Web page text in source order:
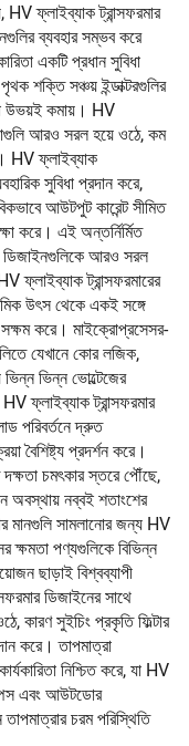
ফ্লাইব্যাক ট্রান্সফরমার
ব্যবহার সম্ভব করে
একটি প্রধান সুবিধা
শক্তি সঞ্চয় ইন্ডাক্টরগুলির
উভয়ই কমায়। HV
আরও সরল হয়ে ওঠে, কম
HV ফ্লাইব্যাক
সুবিধা প্রদান করে,
আউটপুট কারেন্ট সীমিত
করে। এই অন্তর্নির্মিত
ডিজাইনগুলিকে আরও সরল
ফ্লাইব্যাক ট্রান্সফরমারের
উৎস থেকে একই সঙ্গে
করে। মাইক্রোপ্রসেসর-
যেখানে কোর লজিক,
ভিন্ন ভোল্টেজের
ফ্লাইব্যাক ট্রান্সফরমার
পরিবর্তনে দ্রুত
বৈশিষ্ট্য প্রদর্শন করে।
চমৎকার স্তরে পৌঁছে,
অবস্থায় নব্বই শতাংশের
মানগুলি সামলানোর জন্য HV
ক্ষমতা পণ্যগুলিকে বিভিন্ন
ছাড়াই বিশ্বব্যাপী
ডিজাইনের সাথে
কারণ সুইচিং প্রকৃতি ফিল্টার
করে। তাপমাত্রা
নিশ্চিত করে, যা HV
এবং আউটডোর
চরম পরিস্থিতি